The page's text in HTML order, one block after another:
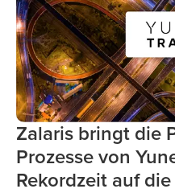
Zalaris bringt die
Prozesse von
Rekordzeit auf